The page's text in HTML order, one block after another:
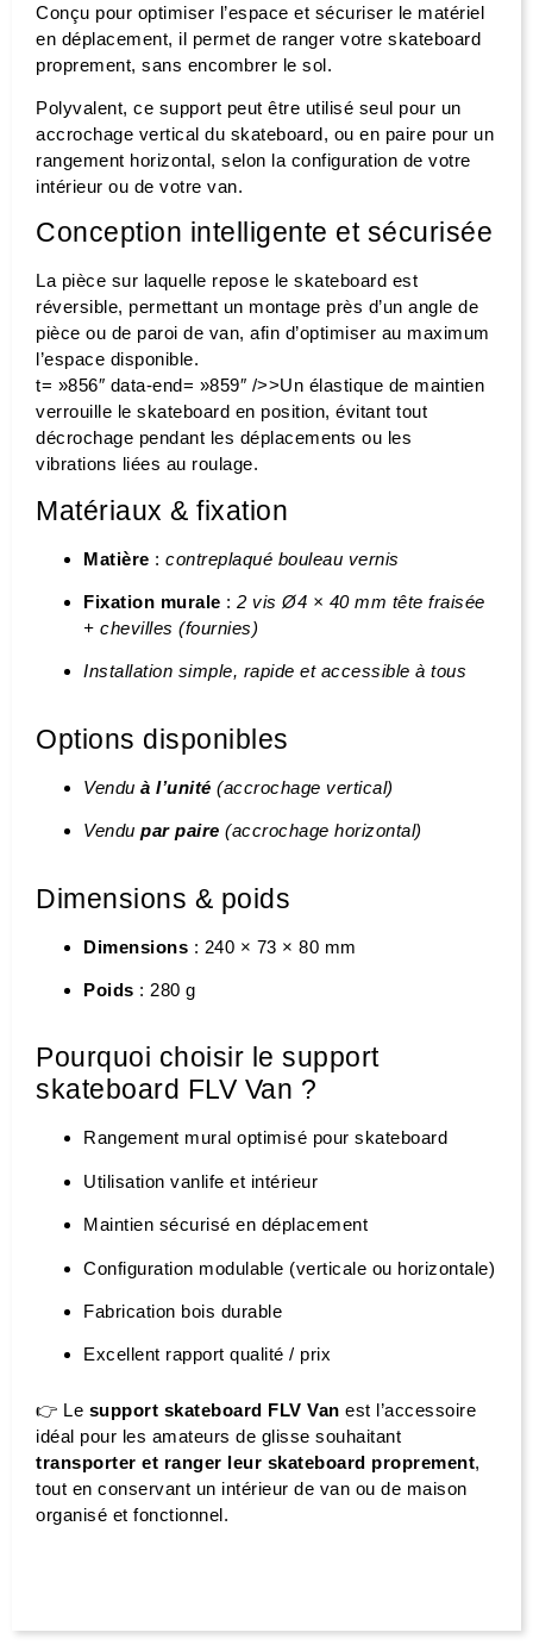
Conçu pour optimiser l’espace et sécuriser le matériel
en déplacement, il permet de ranger votre skateboard
proprement, sans encombrer le sol.
Polyvalent, ce support peut être utilisé seul pour un
accrochage vertical du skateboard, ou en paire pour un
rangement horizontal, selon la configuration de votre
intérieur ou de votre van.
Conception intelligente et sécurisée
La pièce sur laquelle repose le skateboard est
réversible, permettant un montage près d’un angle de
pièce ou de paroi de van, afin d’optimiser au maximum
l’espace disponible.
t= »856″ data-end= »859″ />>Un élastique de maintien
verrouille le skateboard en position, évitant tout
décrochage pendant les déplacements ou les
vibrations liées au roulage.
Matériaux & fixation
Matière : contreplaqué bouleau vernis
Fixation murale : 2 vis Ø4 × 40 mm tête fraisée
+ chevilles (fournies)
Installation simple, rapide et accessible à tous
Options disponibles
Vendu à l’unité (accrochage vertical)
Vendu par paire (accrochage horizontal)
Dimensions & poids
Dimensions : 240 × 73 × 80 mm
Poids : 280 g
Pourquoi choisir le support
skateboard FLV Van ?
Rangement mural optimisé pour skateboard
Utilisation vanlife et intérieur
Maintien sécurisé en déplacement
Configuration modulable (verticale ou horizontale)
Fabrication bois durable
Excellent rapport qualité / prix
👉 Le support skateboard FLV Van est l’accessoire
idéal pour les amateurs de glisse souhaitant
transporter et ranger leur skateboard proprement,
tout en conservant un intérieur de van ou de maison
organisé et fonctionnel.